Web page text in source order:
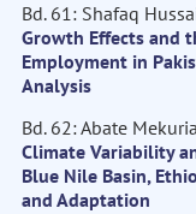
Bd. 61: Shafaq
Growth Effects and
Employment in
Analysis
Bd. 62: Abate
Climate Variability
Blue Nile Basin,
and Adaptation